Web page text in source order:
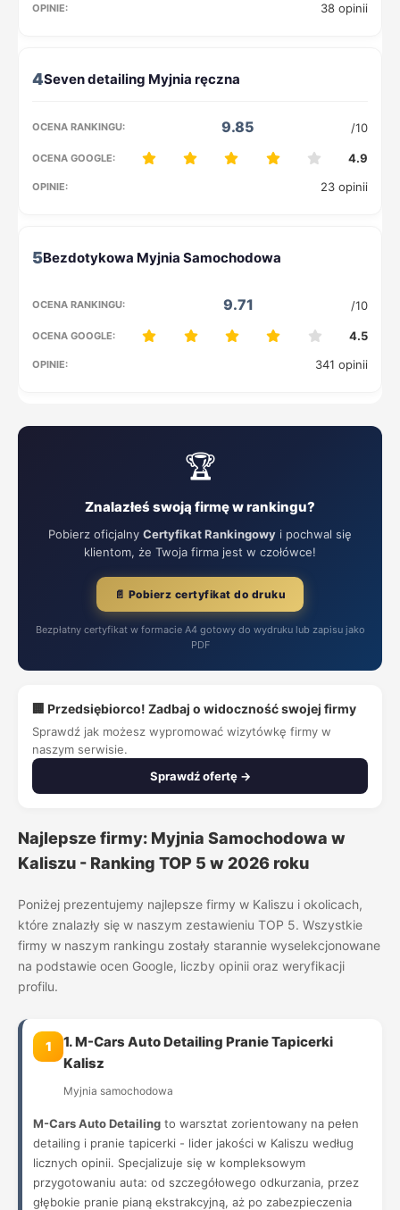
38 opinii
4
9.85 /10
4.9
23 opinii
5
9.71 /10
4.5
341 opinii
🏆
Znalazłeś swoją firmę w rankingu?
Pobierz oficjalny Certyfikat Rankingowy i pochwal się
klientom, że Twoja firma jest w czołówce!
📄 Pobierz certyfikat do druku
Bezpłatny certyfikat w formacie A4 gotowy do wydruku lub zapisu jako
PDF
🏢 Przedsiębiorco! Zadbaj o widoczność swojej firmy
Sprawdź jak możesz wypromować wizytówkę firmy w
naszym serwisie.
Sprawdź ofertę →
Najlepsze firmy: Myjnia Samochodowa w
Kaliszu - Ranking TOP 5 w 2026 roku
Poniżej prezentujemy najlepsze firmy w Kaliszu i okolicach,
które znalazły się w naszym zestawieniu TOP 5. Wszystkie
firmy w naszym rankingu zostały starannie wyselekcjonowane
na podstawie ocen Google, liczby opinii oraz weryfikacji
profilu.
1
1. M-Cars Auto Detailing Pranie Tapicerki
Kalisz
Myjnia samochodowa
M-Cars Auto Detailing to warsztat zorientowany na pełen
detailing i pranie tapicerki - lider jakości w Kaliszu według
licznych opinii. Specjalizuje się w kompleksowym
przygotowaniu auta: od szczegółowego odkurzania, przez
głębokie pranie pianą ekstrakcyjną, aż po zabezpieczenia